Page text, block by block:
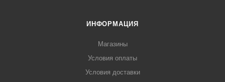
ИНФОРМАЦИЯ
Магазины
Условия оплаты
Условия доставки